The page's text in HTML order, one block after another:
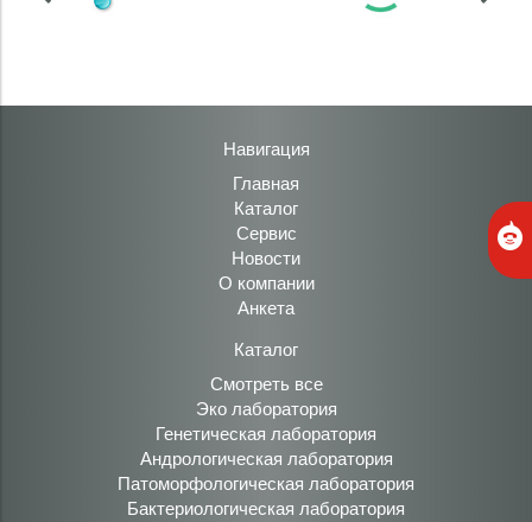
Навигация
Главная
Каталог
Сервис
Новости
О компании
Анкета
Каталог
Смотреть все
Эко лаборатория
Генетическая лаборатория
Андрологическая лаборатория
Патоморфологическая лаборатория
Бактериологическая лаборатория